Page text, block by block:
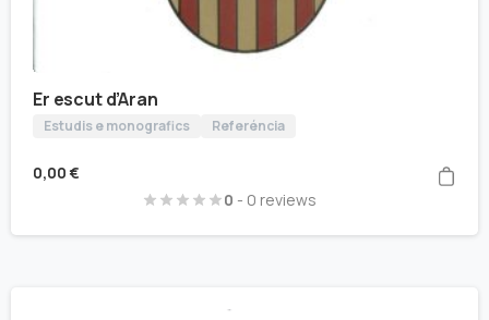
Er escut d’Aran
Estudis e monografics Referéncia
0,00 €
0 - 0 reviews